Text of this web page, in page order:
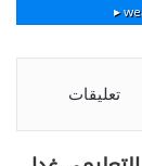
جذرية
تعليقات